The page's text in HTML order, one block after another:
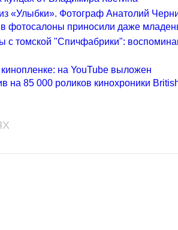
«Улыбки». Фотограф Анатолий
в фотосалоны приносили даже
с томской "Спичфабрики":
на YouTube выложен
на 85 000 роликов кинохроники